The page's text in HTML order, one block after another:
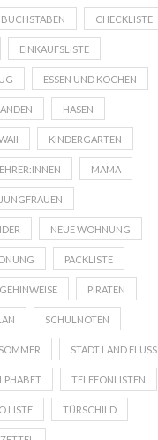
BUCHSTABEN CHECKLISTE
EINKAUFSLISTE
ESSEN UND KOCHEN
HASEN
KINDERGARTEN
MAMA
NEUE WOHNUNG
PACKLISTE
PIRATEN
SCHULNOTEN
SOMMER STADT LAND FLUSS
TELEFONLISTEN
LISTE TÜRSCHILD